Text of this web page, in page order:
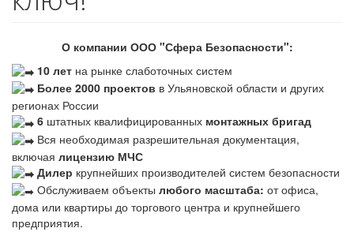
О компании ООО "Сфера Безопасности":
10 лет на рынке слаботочных систем
Более 2000 проектов в Ульяновской области и других
регионах России
6 штатных квалифицированных монтажных бригад
Вся необходимая разрешительная документация,
включая лицензию МЧС
Дилер крупнейших производителей систем безопасности
Обслуживаем объекты любого масштаба: от офиса,
дома или квартиры до торгового центра и крупнейшего
предприятия.